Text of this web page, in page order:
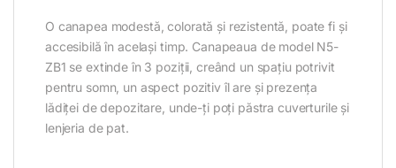
O canapea modestă, colorată și rezistentă, poate fi și
accesibilă în același timp. Canapeaua de model N5-
ZB1 se extinde în 3 poziții, creând un spațiu potrivit
pentru somn, un aspect pozitiv îl are și prezența
lădiței de depozitare, unde-ți poți păstra cuverturile și
lenjeria de pat.